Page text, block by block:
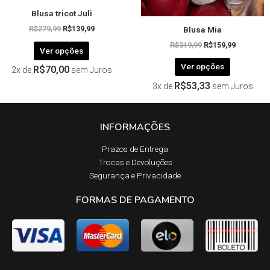
Blusa tricot Juli
R$279,99 R$139,99
Ver opções
página
do
produto
2x de R$70,00 sem Juros
Blusa Mia
R$319,99 R$159,99
Ver opções
página
do
3x de R$53,33 sem Juros
INFORMAÇÕES
Prazos de Entrega​
Trocas e Devoluções​
Segurança e Privacidade
FORMAS DE PAGAMENTO